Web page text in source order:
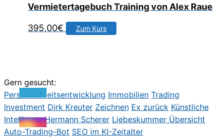
Vermietertagebuch Training von Alex Raue
395,00€ Zum Kurs
Gern gesucht:
Persönlichkeitsentwicklung Immobilien Trading
Investment Dirk Kreuter Zeichnen Ex zurück Künstliche
Intelligenz Hermann Scherer Liebeskummer Übersicht
Auto-Trading-Bot SEO im KI-Zeitalter